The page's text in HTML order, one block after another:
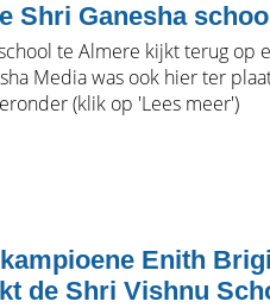
Shri Ganesha
te Almere kijkt terug op
Media was ook hier ter
(klik op 'Lees meer')
Enith
de Shri Vishnu